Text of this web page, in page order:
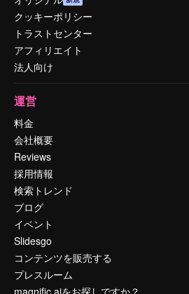
クッキーポリシー
トラストセンター
アフィリエイト
法人向け
運営
料金
会社概要
Reviews
採用情報
検索トレンド
ブログ
イベント
Slidesgo
コンテンツを販売する
プレスルーム